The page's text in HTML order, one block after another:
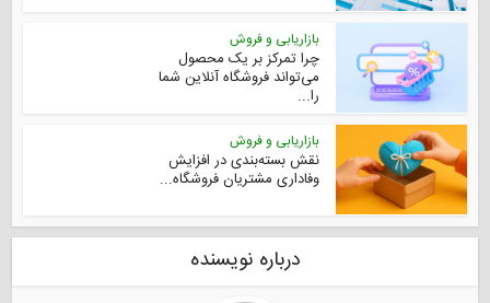
بازاریابی و فروش
چرا تمرکز بر یک محصول
می‌تواند فروشگاه آنلاین شما
را...
بازاریابی و فروش
نقش بسته‌بندی در افزایش
وفاداری مشتریان فروشگاه...
درباره نویسنده